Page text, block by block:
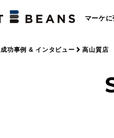
マーケ
成功事例 & インタビュー 高山質店